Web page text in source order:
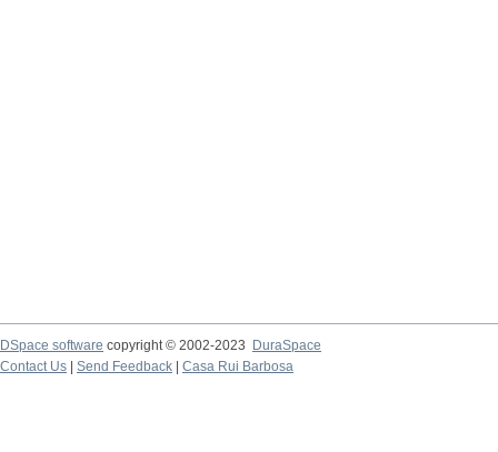
DSpace software copyright © 2002-2023
DuraSpace
Contact Us
Send Feedback Casa Rui Barbosa